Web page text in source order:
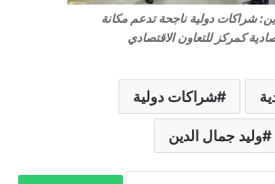
شراكات دولية ناجحة تدعم مكانة
كمركز للتعاون الاقتصادي
شراكات دولية
وليد جمال الدين